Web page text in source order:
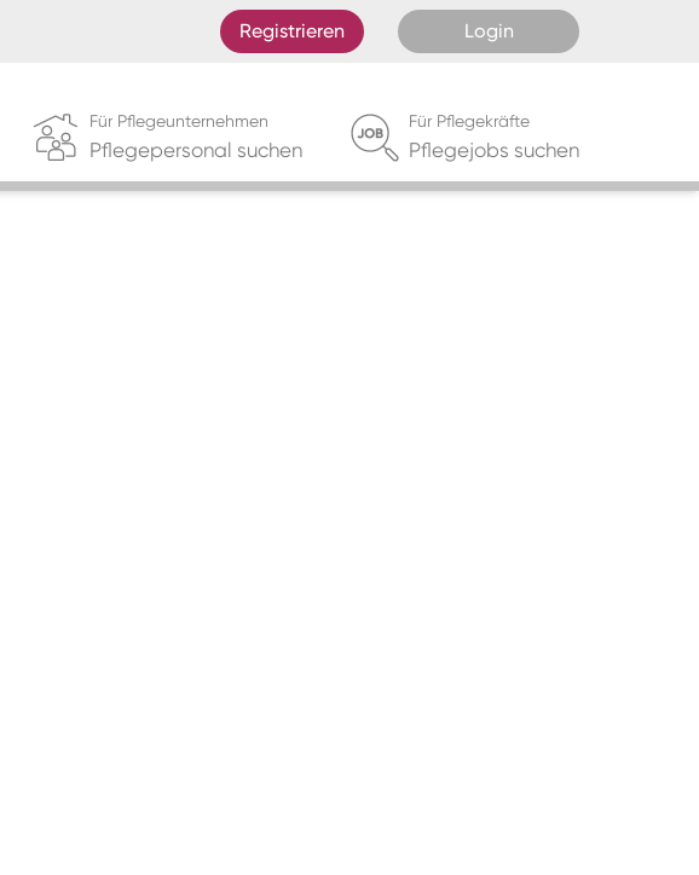
Registrieren Login
Für Pflegeunternehmen
Pflegepersonal suchen
Für Pflegekräfte
Pflegejobs suchen